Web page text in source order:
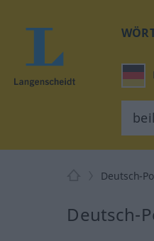
Deutsch-
Deutsch-